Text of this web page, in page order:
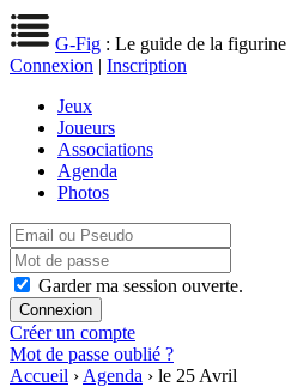
G-Fig : Le guide de la figurine
Connexion | Inscription
Jeux
Joueurs
Associations
Agenda
Photos
Garder ma session ouverte.
Créer un compte
Mot de passe oublié ?
Accueil › Agenda › le 25 Avril